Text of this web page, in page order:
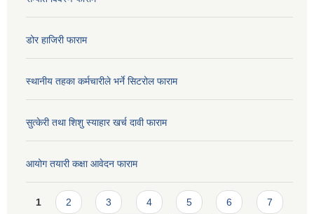
डोर हाजिरी फाराम
स्थानीय तहका कर्मचारीले भर्ने सिटरोल फाराम
सुत्केरी तथा शिशु स्याहार खर्च दावी फाराम
आयोग तयारी कक्षा आवेदन फाराम
Pages
1 2 3 4 5 6 7